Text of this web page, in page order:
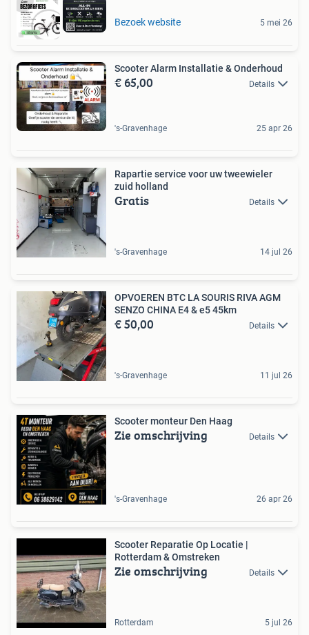
Bezoek website 5 mei 26
Scooter Alarm Installatie & Onderhoud
€ 65,00 Details
's-Gravenhage 25 apr 26
Rapartie service voor uw tweewieler
zuid holland
Gratis Details
's-Gravenhage 14 jul 26
OPVOEREN BTC LA SOURIS RIVA AGM
SENZO CHINA E4 & e5 45km
€ 50,00 Details
's-Gravenhage 11 jul 26
Scooter monteur Den Haag
Zie omschrijving Details
's-Gravenhage 26 apr 26
Scooter Reparatie Op Locatie |
Rotterdam & Omstreken
Zie omschrijving Details
Rotterdam 5 jul 26